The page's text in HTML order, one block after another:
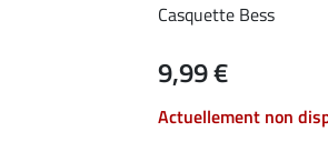
Casquette Bess
9,99 €
Actuellement non